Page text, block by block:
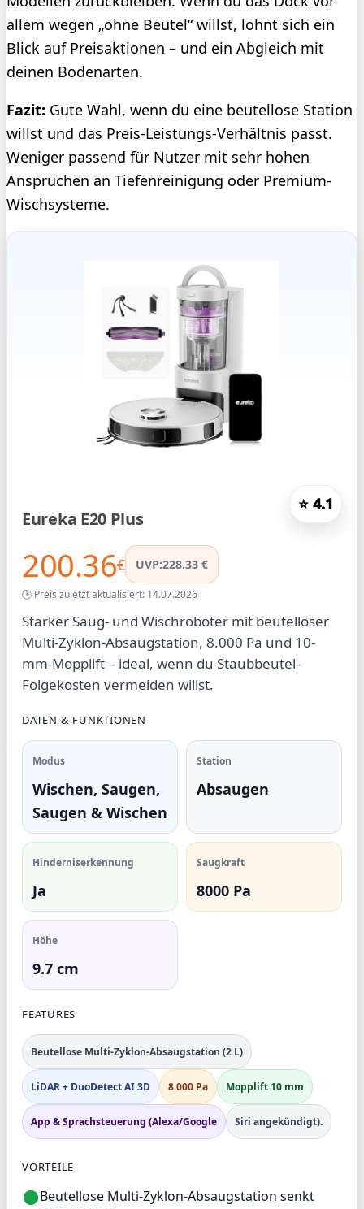
allem wegen „ohne Beutel“ willst, lohnt sich ein
Blick auf Preisaktionen – und ein Abgleich mit
deinen Bodenarten.
Fazit: Gute Wahl, wenn du eine beutellose Station
willst und das Preis-Leistungs-Verhältnis passt.
Weniger passend für Nutzer mit sehr hohen
Ansprüchen an Tiefenreinigung oder Premium-
Wischsysteme.
Eureka E20 Plus
⭐ 4.1
200.36€ UVP:228.33 €
🕒 Preis zuletzt aktualisiert: 14.07.2026
Starker Saug- und Wischroboter mit beutelloser
Multi-Zyklon-Absaugstation, 8.000 Pa und 10-
mm-Mopplift – ideal, wenn du Staubbeutel-
Folgekosten vermeiden willst.
DATEN & FUNKTIONEN
Modus
Wischen, Saugen,
Saugen & Wischen
Station
Absaugen
Hinderniserkennung
Ja
Saugkraft
8000 Pa
Höhe
9.7 cm
FEATURES
Beutellose Multi-Zyklon-Absaugstation (2 L)
LiDAR + DuoDetect AI 3D 8.000 Pa Mopplift 10 mm
App & Sprachsteuerung (Alexa/Google Siri angekündigt).
VORTEILE
Beutellose Multi-Zyklon-Absaugstation senkt